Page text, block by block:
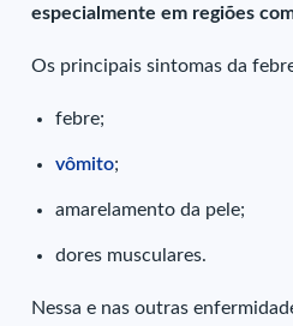
especialmente em regiões
Os principais sintomas da
febre;
vômito;
amarelamento da pele;
dores musculares.
Nessa e nas outras